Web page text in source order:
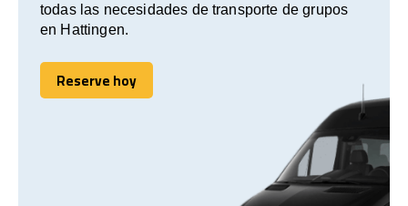
todas las necesidades de transporte de grupos
en Hattingen.
Reserve hoy
Reserve hoy